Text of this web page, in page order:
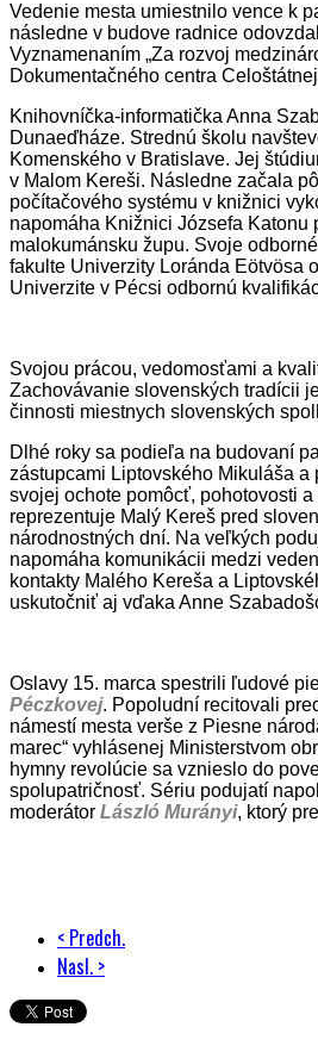
Vedenie mesta umiestnilo vence k
následne v budove radnice
Vyznamenaním „Za rozvoj
Dokumentačného centra
Knihovníčka-informatička Anna
Dunaeďháze. Strednú školu
Komenského v Bratislave. Jej
v Malom Kereši. Následne začala
počítačového systému v knižnici
napomáha Knižnici Józsefa
malokumánsku župu. Svoje
fakulte Univerzity Loránda Eötvösa
Univerzite v Pécsi odbornú
Svojou prácou, vedomosťami a
Zachovávanie slovenských tradícii
činnosti miestnych slovenských
Dlhé roky sa podieľa na budovaní
zástupcami Liptovského Mikuláša
svojej ochote pomôcť, pohotovosti
reprezentuje Malý Kereš pred
národnostných dní. Na veľkých
napomáha komunikácii medzi
kontakty Malého Kereša a
uskutočniť aj vďaka Anne
Oslavy 15. marca spestrili ľudové
Péczkovej. Popoludní recitovali
námestí mesta verše z Piesne
marec“ vyhlásenej Ministerstvom
hymny revolúcie sa vznieslo do
spolupatričnosť. Sériu podujatí
moderátor László Murányi, ktorý
< Predch.
Nasl. >